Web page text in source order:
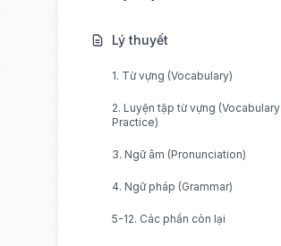
Lý thuyết
1. Từ vựng (Vocabulary)
2. Luyện tập từ vựng (Vocabulary
Practice)
3. Ngữ âm (Pronunciation)
4. Ngữ pháp (Grammar)
5-12. Các phần còn lại